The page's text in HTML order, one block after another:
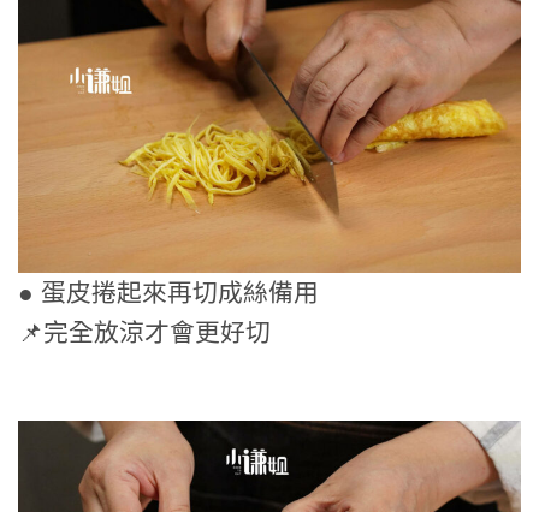
● 蛋皮捲起來再切成絲備用
📌完全放涼才會更好切